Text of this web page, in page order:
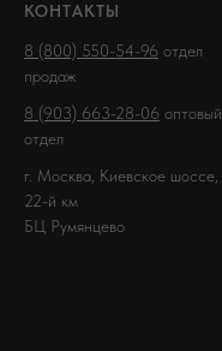
КОНТАКТЫ
8 (800) 550-54-96 отдел
продаж
8 (903) 663-28-06 оптовый
отдел
г. Москва, Киевское шоссе,
22-й км
БЦ Румянцево